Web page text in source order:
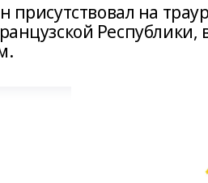
присутствовал на